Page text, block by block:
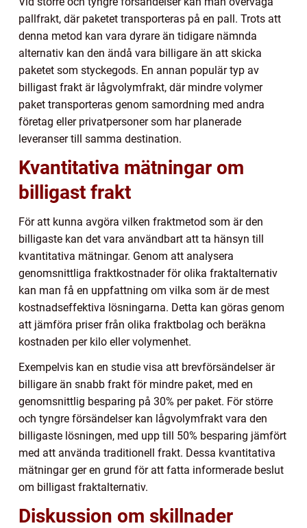
pallfrakt, där paketet transporteras på en pall. Trots att
denna metod kan vara dyrare än tidigare nämnda
alternativ kan den ändå vara billigare än att skicka
paketet som styckegods. En annan populär typ av
billigast frakt är lågvolymfrakt, där mindre volymer
paket transporteras genom samordning med andra
företag eller privatpersoner som har planerade
leveranser till samma destination.
Kvantitativa mätningar om
billigast frakt
För att kunna avgöra vilken fraktmetod som är den
billigaste kan det vara användbart att ta hänsyn till
kvantitativa mätningar. Genom att analysera
genomsnittliga fraktkostnader för olika fraktalternativ
kan man få en uppfattning om vilka som är de mest
kostnadseffektiva lösningarna. Detta kan göras genom
att jämföra priser från olika fraktbolag och beräkna
kostnaden per kilo eller volymenhet.
Exempelvis kan en studie visa att brevförsändelser är
billigare än snabb frakt för mindre paket, med en
genomsnittlig besparing på 30% per paket. För större
och tyngre försändelser kan lågvolymfrakt vara den
billigaste lösningen, med upp till 50% besparing jämfört
med att använda traditionell frakt. Dessa kvantitativa
mätningar ger en grund för att fatta informerade beslut
om billigast fraktalternativ.
Diskussion om skillnader